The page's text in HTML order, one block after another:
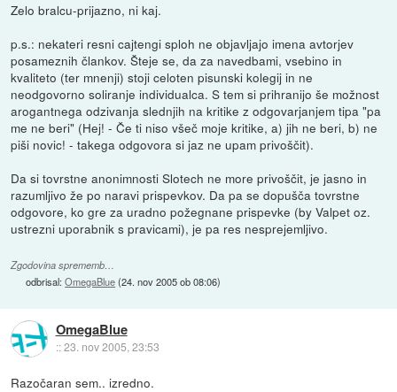
Zelo bralcu-prijazno, ni kaj.
p.s.: nekateri resni cajtengi sploh ne objavljajo imena avtorjev
posameznih člankov. Šteje se, da za navedbami, vsebino in
kvaliteto (ter mnenji) stoji celoten pisunski kolegij in ne
neodgovorno soliranje individualca. S tem si prihranijo še možnost
arogantnega odzivanja slednjih na kritike z odgovarjanjem tipa "pa
me ne beri" (Hej! - Če ti niso všeč moje kritike, a) jih ne beri, b) ne
piši novic! - takega odgovora si jaz ne upam privoščit).
Da si tovrstne anonimnosti Slotech ne more privoščit, je jasno in
razumljivo že po naravi prispevkov. Da pa se dopušča tovrstne
odgovore, ko gre za uradno požegnane prispevke (by Valpet oz.
ustrezni uporabnik s pravicami), je pa res nesprejemljivo.
Zgodovina sprememb…
odbrisal:OmegaBlue(24. nov 2005 ob 08:06)
OmegaBlue
::23. nov 2005, 23:53
Razočaran sem.. izredno.